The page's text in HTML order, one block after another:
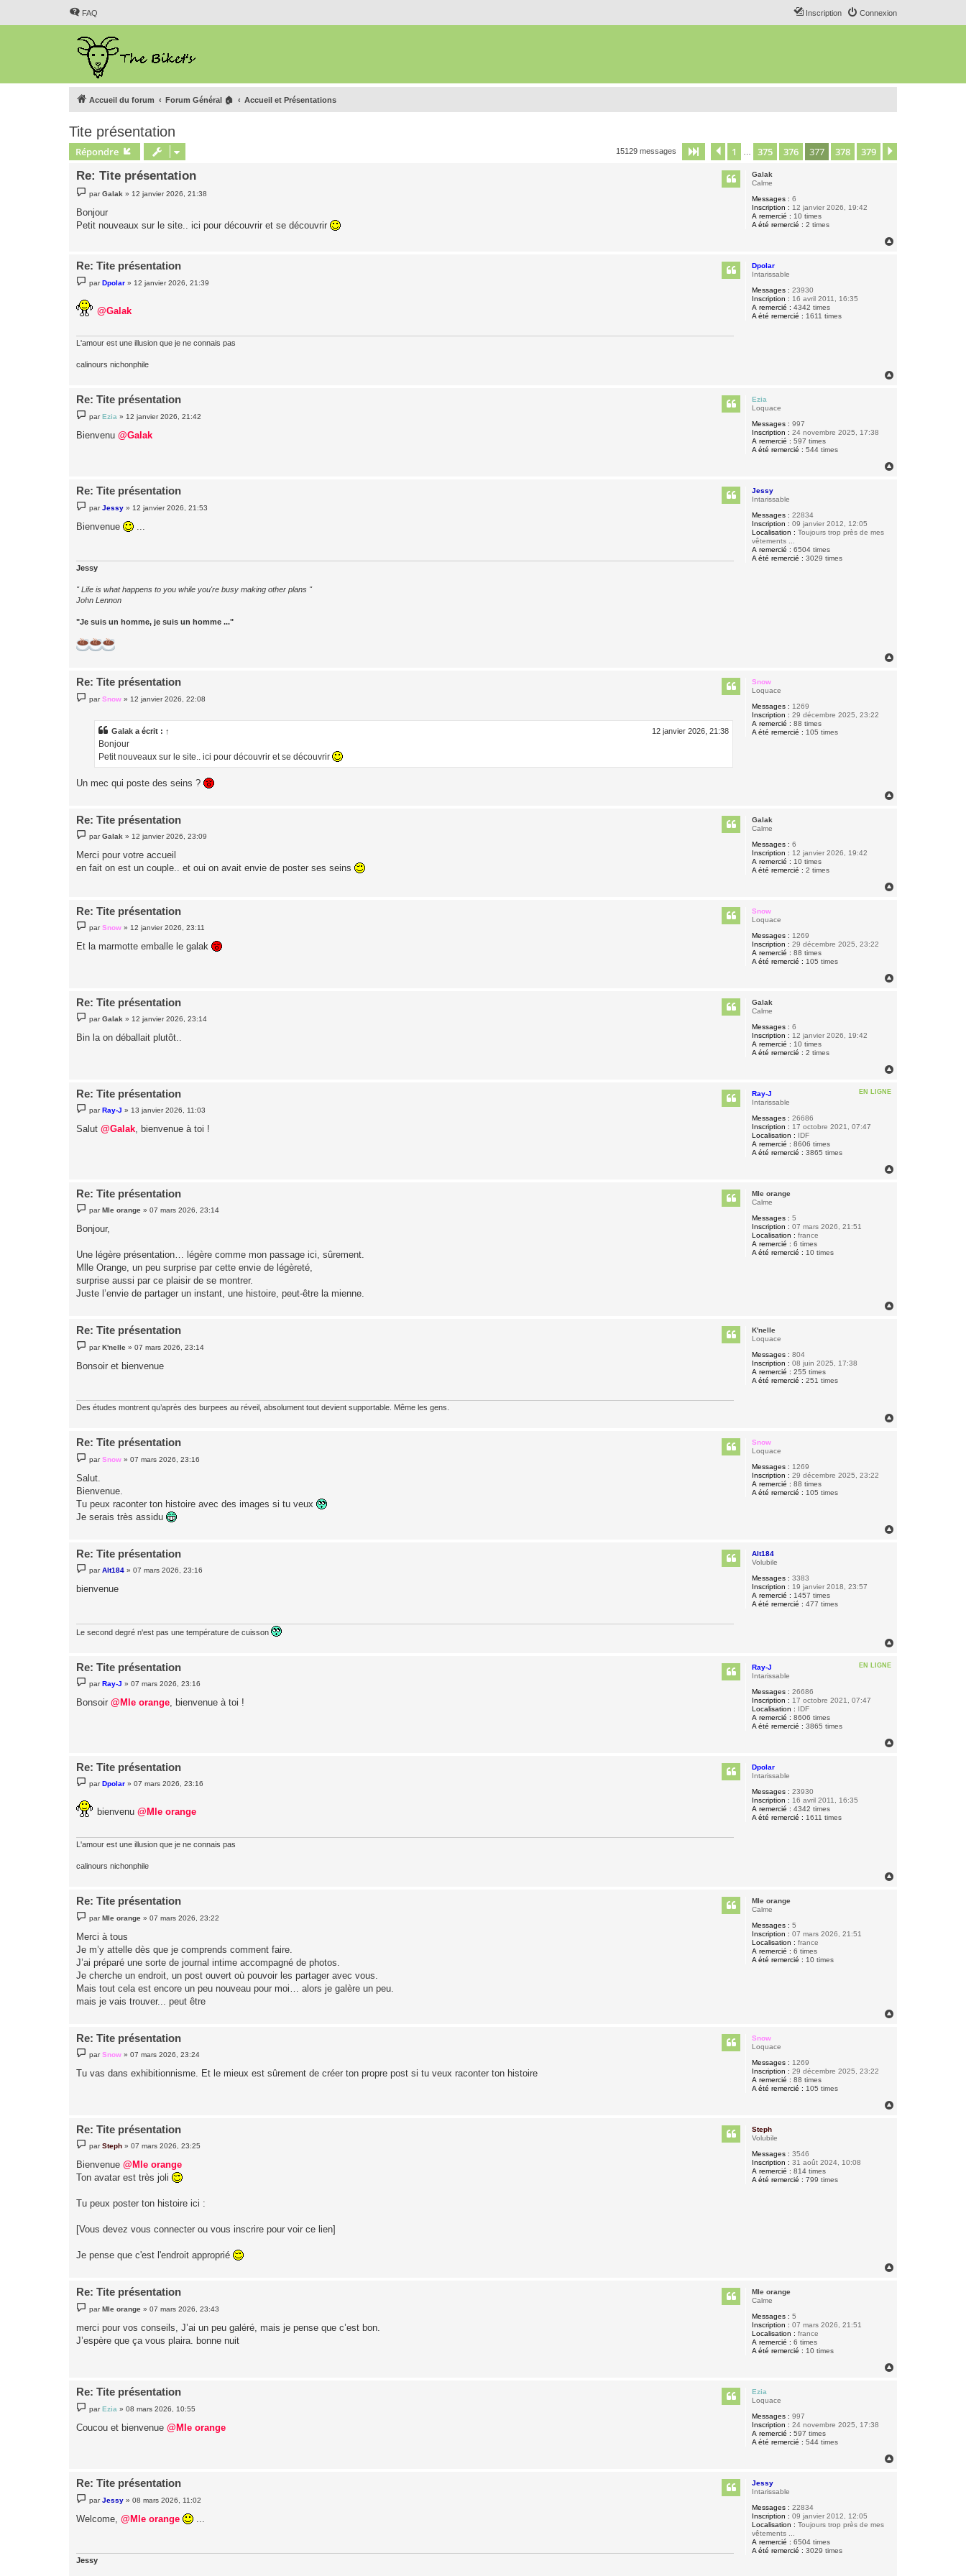
FAQ Connexion
Inscription
Accueil du forum Forum Général 🏠 Accueil et Présentations
Tite présentation
Répondre 15129 messages Page 377 sur379
Précédent
1 375 376 377 378 379
Galak
Calme
Messages : 6
Inscription : 12 janvier 2026, 19:42
A remercié : 10 times
A été remercié : 2 times
Re: Tite présentation
e
s
a
parGalak » 12 janvier 2026, 21:38
Bonjour
Petit nouveaux sur le site.. ici pour découvrir et se découvrir
Dpolar
Intarissable
Messages : 23930
Inscription : 16 avril 2011, 16:35
A remercié : 4342 times
A été remercié : 1611 times
Re: Tite présentation
e
s
a
parDpolar » 12 janvier 2026, 21:39
@Galak
L'amour est une illusion que je ne connais pas
calinours nichonphile
Ezia
Loquace
Messages : 997
Inscription : 24 novembre 2025, 17:38
A remercié : 597 times
A été remercié : 544 times
Re: Tite présentation
e
s
parEzia » 12 janvier 2026, 21:42
Bienvenu @Galak
Jessy
Intarissable
Messages : 22834
Inscription : 09 janvier 2012, 12:05
Localisation : Toujours trop près de mes
vêtements ...
A remercié : 6504 times
A été remercié : 3029 times
Re: Tite présentation
e
s
parJessy » 12 janvier 2026, 21:53
Bienvenue
Jessy
" Life is what happens to you while you're busy making other plans "
John Lennon
"Je suis un homme, je suis un homme ..."
Snow
Loquace
Messages : 1269
Inscription : 29 décembre 2025, 23:22
A remercié : 88 times
A été remercié : 105 times
Re: Tite présentation
e
parSnow » 12 janvier 2026, 22:08
Galak a écrit : ↑ 12 janvier 2026, 21:38
Bonjour
Petit nouveaux sur le site.. ici pour découvrir et se découvrir
Un mec qui poste des seins ?
Galak
Calme
Messages : 6
Inscription : 12 janvier 2026, 19:42
A remercié : 10 times
A été remercié : 2 times
Re: Tite présentation
e
s
a
parGalak » 12 janvier 2026, 23:09
Merci pour votre accueil
en fait on est un couple.. et oui on avait envie de poster ses seins
Snow
Loquace
Messages : 1269
Inscription : 29 décembre 2025, 23:22
A remercié : 88 times
A été remercié : 105 times
Re: Tite présentation
e
s
s
parSnow » 12 janvier 2026, 23:11
Et la marmotte emballe le galak
Galak
Calme
Messages : 6
Inscription : 12 janvier 2026, 19:42
A remercié : 10 times
A été remercié : 2 times
Re: Tite présentation
e
s
parGalak » 12 janvier 2026, 23:14
Bin la on déballait plutôt..
EN LIGNE
Ray-J
Intarissable
Messages : 26686
Inscription : 17 octobre 2021, 07:47
Localisation : IDF
A remercié : 8606 times
A été remercié : 3865 times
Re: Tite présentation
e
s
s
parRay-J » 13 janvier 2026, 11:03
Salut @Galak, bienvenue à toi !
Mle orange
Calme
Messages : 5
Inscription : 07 mars 2026, 21:51
Localisation : france
A remercié : 6 times
A été remercié : 10 times
Re: Tite présentation
e
s
e
parMle orange »07 mars 2026, 23:14
Bonjour,
Une légère présentation… légère comme mon passage ici, sûrement.
Mlle Orange, un peu surprise par cette envie de légèreté,
surprise aussi par ce plaisir de se montrer.
Juste l’envie de partager un instant, une histoire, peut-être la mienne.
K'nelle
Loquace
Messages : 804
Inscription : 08 juin 2025, 17:38
A remercié : 255 times
A été remercié : 251 times
Re: Tite présentation
e
s
parK'nelle »07 mars 2026, 23:14
Bonsoir et bienvenue
Des études montrent qu’après des burpees au réveil, absolument tout devient supportable. Même les gens.
Snow
Loquace
Messages : 1269
Inscription : 29 décembre 2025, 23:22
A remercié : 88 times
A été remercié : 105 times
Re: Tite présentation
e
s
s
a
e
parSnow »07 mars 2026, 23:16
Salut.
Bienvenue.
Tu peux raconter ton histoire avec des images si tu veux
Je serais très assidu
Alt184
Volubile
Messages : 3383
Inscription : 19 janvier 2018, 23:57
A remercié : 1457 times
A été remercié : 477 times
Re: Tite présentation
e
s
parAlt184 »07 mars 2026, 23:16
bienvenue
Le second degré n'est pas une température de cuisson
EN LIGNE
Ray-J
Intarissable
Messages : 26686
Inscription : 17 octobre 2021, 07:47
Localisation : IDF
A remercié : 8606 times
A été remercié : 3865 times
Re: Tite présentation
e
s
par Ray-J »07 mars 2026, 23:16
Bonsoir @Mle orange, bienvenue à toi !
Dpolar
Intarissable
Messages : 23930
Inscription : 16 avril 2011, 16:35
A remercié : 4342 times
A été remercié : 1611 times
Re: Tite présentation
e
s
a
par Dpolar »07 mars 2026, 23:16
bienvenu @Mle orange
L'amour est une illusion que je ne connais pas
calinours nichonphile
Mle orange
Calme
Messages : 5
Inscription : 07 mars 2026, 21:51
Localisation : france
A remercié : 6 times
A été remercié : 10 times
Re: Tite présentation
e
s
a
g
e
parMle orange »07 mars 2026, 23:22
Merci à tous
Je m’y attelle dès que je comprends comment faire.
J’ai préparé une sorte de journal intime accompagné de photos.
Je cherche un endroit, un post ouvert où pouvoir les partager avec vous.
Mais tout cela est encore un peu nouveau pour moi… alors je galère un peu.
mais je vais trouver... peut être
Snow
Loquace
Messages : 1269
Inscription : 29 décembre 2025, 23:22
A remercié : 88 times
A été remercié : 105 times
Re: Tite présentation
e
s
parSnow »07 mars 2026, 23:24
Tu vas dans exhibitionnisme. Et le mieux est sûrement de créer ton propre post si tu veux raconter ton histoire
Steph
Volubile
Messages : 3546
Inscription : 31 août 2024, 10:08
A remercié : 814 times
A été remercié : 799 times
Re: Tite présentation
e
s
a
parSteph »07 mars 2026, 23:25
Bienvenue @Mle orange
Ton avatar est très joli
Tu peux poster ton histoire ici :
[Vous devez vous connecter ou vous inscrire pour voir ce lien]
Je pense que c'est l'endroit approprié
Mle orange
Calme
Messages : 5
Inscription : 07 mars 2026, 21:51
Localisation : france
A remercié : 6 times
A été remercié : 10 times
Re: Tite présentation
e
s
a
parMle orange »07 mars 2026, 23:43
merci pour vos conseils, J’ai un peu galéré, mais je pense que c’est bon.
J’espère que ça vous plaira. bonne nuit
Ezia
Loquace
Messages : 997
Inscription : 24 novembre 2025, 17:38
A remercié : 597 times
A été remercié : 544 times
Re: Tite présentation
e
s
parEzia »08 mars 2026, 10:55
Coucou et bienvenue @Mle orange
Jessy
Intarissable
Messages : 22834
Inscription : 09 janvier 2012, 12:05
Localisation : Toujours trop près de mes
vêtements ...
A remercié : 6504 times
A été remercié : 3029 times
Re: Tite présentation
e
s
s
parJessy »08 mars 2026, 11:02
Welcome, @Mle orange
Jessy